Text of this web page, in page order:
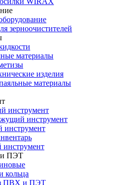
зерноочистителей
материалы
изделия
материалы
инструмент
инструмент
инструмент
инструмент
ПЭТ
кольца
ПВХ и ПЭТ